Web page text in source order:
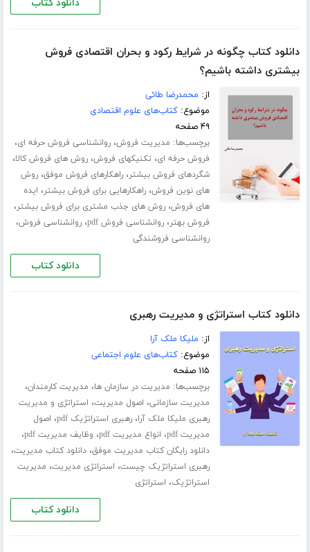
دانلود کتاب
دانلود کتاب چگونه در شرایط رکود و بحران اقتصادی فروش
بیشتری داشته باشیم؟
از: محمدرضا طائی
موضوع:کتاب‌های علوم اقتصادی
۴۹ صفحه
برچسب‌ها: مدیریت فروش،روانشناسی فروش حرفه ای،
فروش حرفه ای، تکنیکهای فروش،روش های فروش کالا،
شگردهای فروش بیشتر،راهکارهای فروش موفق،روش
های نوین فروش،راهکارهایی برای فروش بیشتر، ایده
های فروش،روش های جذب مشتری برای فروش بیشتر،
فروش بهتر،روانشناسی فروش pdf ،روانشناسی فروش،
روانشناسی فروشندگی
دانلود کتاب
دانلود کتاب استراتژی و مدیریت رهبری
از: ملیکا ملک آرا
موضوع:کتاب‌های علوم اجتماعی
۱۱۵ صفحه
برچسب‌ها: مدیریت در سازمان ها، مدیریت کارمندان،
مدیریت سازمانی، اصول مدیریت، استراتژی و مدیریت
رهبری ملیکا ملک آرا،رهبری استراتژیک pdf ، اصول
مدیریت pdf
، انواع مدیریت pdf ، وظایف مدیریت pdf ،
دانلود رایگان کتاب مدیریت موفق،دانلود کتاب مدیریت،
رهبری استراتژیک چیست، استراتژی مدیریت، مدیریت
استراتژیک، استراتژی
دانلود کتاب